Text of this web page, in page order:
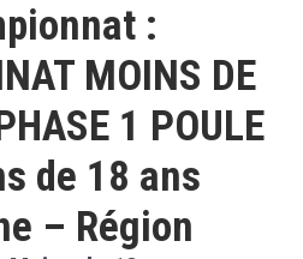
:
MOINS DE
1 POULE
de 18 ans
– Région